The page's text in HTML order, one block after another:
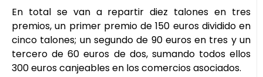
En total se van a repartir diez talones en tres
premios, un primer premio de 150 euros dividido en
cinco talones; un segundo de 90 euros en tres y un
tercero de 60 euros de dos, sumando todos ellos
300 euros canjeables en los comercios asociados.